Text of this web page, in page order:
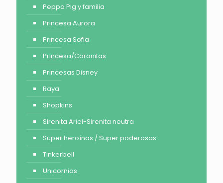
Peppa Pig y familia
Princesa Aurora
Princesa Sofia
Princesa/Coronitas
Princesas Disney
Raya
Shopkins
Sirenita Ariel-Sirenita neutra
Super heroínas / Super poderosas
Tinkerbell
Unicornios